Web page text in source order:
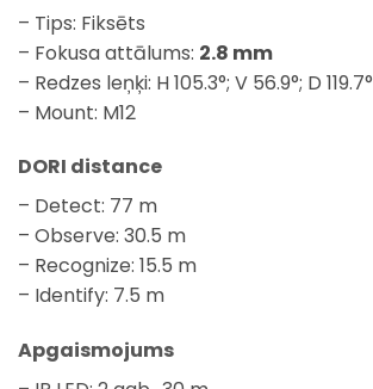
– Tips: Fiksēts
– Fokusa attālums: 2.8 mm
– Redzes leņķi: H 105.3°; V 56.9°; D 119.7°
– Mount: M12
DORI distance
– Detect: 77 m
– Observe: 30.5 m
– Recognize: 15.5 m
– Identify: 7.5 m
Apgaismojums